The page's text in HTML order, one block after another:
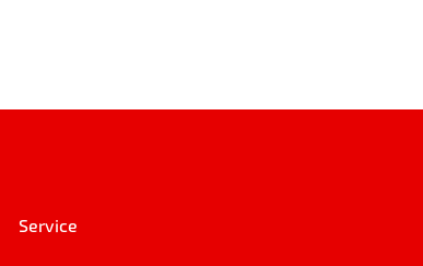
Service